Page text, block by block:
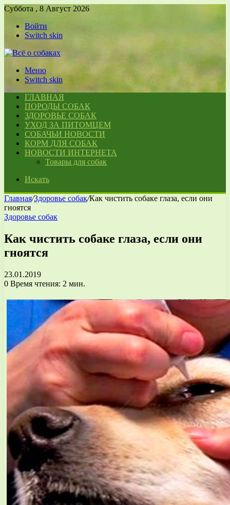
Суббота , 8 Август 2026
Войти
Switch skin
Меню
Switch skin
ГЛАВНАЯ
ПОРОДЫ СОБАК
ЗДОРОВЬЕ СОБАК
УХОД ЗА ПИТОМЦЕМ
СОБАЧЬИ НОВОСТИ
КОРМ ДЛЯ СОБАК
НОВОСТИ ИНТЕРНЕТА
Товары для собак
Искать
Главная/Здоровье собак/Как чистить собаке глаза, если они
гноятся
Здоровье собак
Как чистить собаке глаза, если они
гноятся
23.01.2019
0 Время чтения: 2 мин.